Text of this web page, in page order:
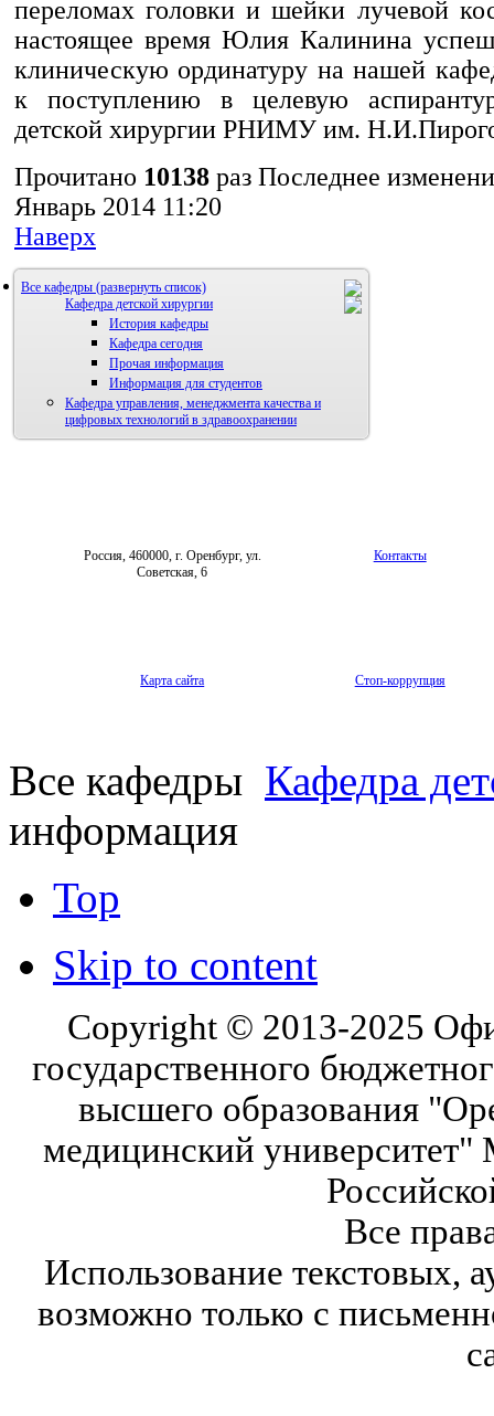
переломах головки и шейки лучевой
настоящее время Юлия Калинина
клиническую ординатуру на нашей
к поступлению в целевую
детской хирургии РНИМУ им.
Прочитано 10138 раз Последнее
Январь 2014 11:20
Наверх
Все кафедры
Кафедра детской хирургии
История кафедры
Кафедра сегодня
Прочая информация
Информация для студентов
Кафедра управления, менеджмента качества и
цифровых технологий в здравоохранении
Россия, 460000, г. Оренбург, ул.
Советская, 6
Контакты
Карта сайта Стоп-коррупция
Все кафедры Кафедра
информация
Top
Skip to content
Copyright © 2013-2025
государственного
высшего образования
медицинский университет"
Все
Использование текстовых,
возможно только с